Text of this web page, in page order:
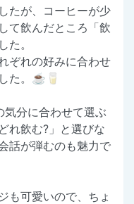
たが、コーヒーが少
て飲んだところ「飲
た。
ぞれの好みに合わせ
た。☕️🥛
分に合わせて選ぶ
れ飲む?」と選びな
話が弾むのも魅力で
も可愛いので、ちょ